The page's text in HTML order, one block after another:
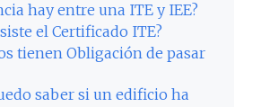
hay entre una ITE y IEE?
el Certificado ITE?
tienen Obligación de pasar
saber si un edificio ha